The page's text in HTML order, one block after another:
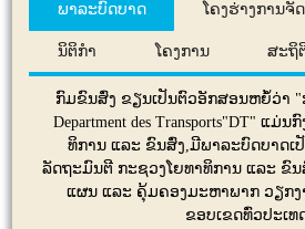
ພາລະບົດບາດ ໂຄງຮ່າງການຈັ
ນິຕິກໍາ ໂຄງການ ສະຖິ
ກົມຂົນສົ່ງ ຂຽນເປັນຕົວອັກສອນຫຍໍ້ວ່າ
Department des Transports"DT" ແມ່
ທິການ ແລະ ຂົນສົ່ງ,ມີພາລະບົດບາດເ
ລັດຖະມົນຕີ ກະຊວງໂຍທາທິການ ແລະ ຂົນ
ແຜນ ແລະ ຄຸ້ມຄອງມະຫາພາກ ວຽກງ
ຂອບເຂດທົ່ວປະເທ